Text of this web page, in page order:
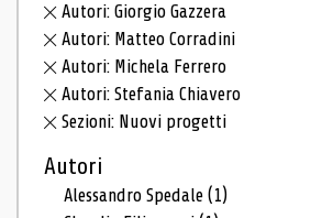
Autori: Giorgio Gazzera
Autori: Matteo Corradini
Autori: Michela Ferrero
Autori: Stefania Chiavero
Sezioni: Nuovi progetti
Autori
Alessandro Spedale(1)